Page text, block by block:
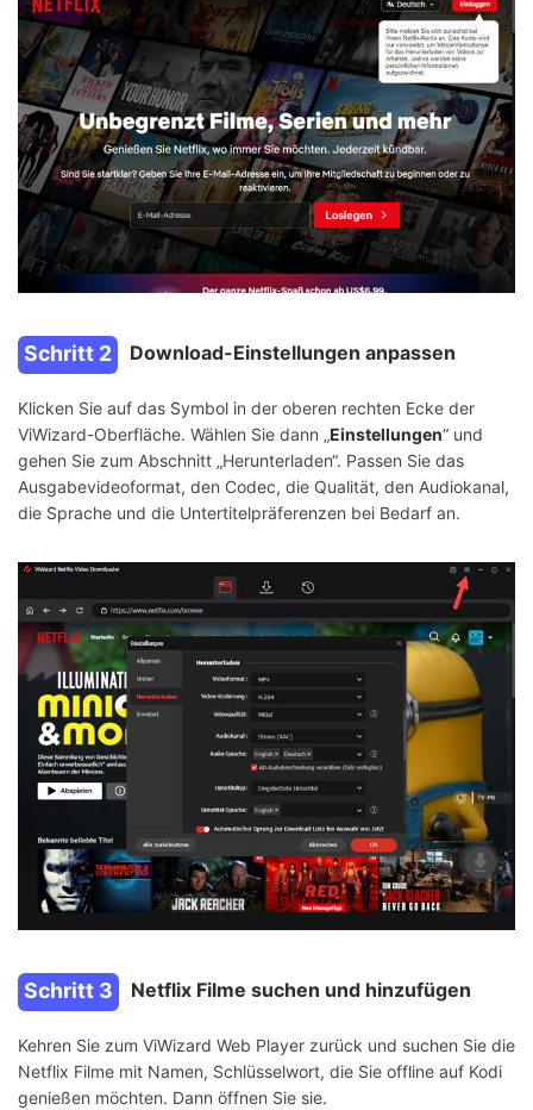
Schritt 2 Download-Einstellungen anpassen
Klicken Sie auf das Symbol in der oberen rechten Ecke der
ViWizard-Oberfläche. Wählen Sie dann „Einstellungen“ und
gehen Sie zum Abschnitt „Herunterladen“. Passen Sie das
Ausgabevideoformat, den Codec, die Qualität, den Audiokanal,
die Sprache und die Untertitelpräferenzen bei Bedarf an.
Schritt 3 Netflix Filme suchen und hinzufügen
Kehren Sie zum ViWizard Web Player zurück und suchen Sie die
Netflix Filme mit Namen, Schlüsselwort, die Sie offline auf Kodi
genießen möchten. Dann öffnen Sie sie.